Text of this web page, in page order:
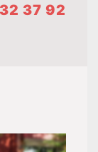
37 92